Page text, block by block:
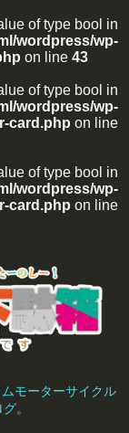
of type bool in
wordpress/wp-
on line 43
of type bool in
wordpress/wp-
card.php on line
of type bool in
wordpress/wp-
card.php on line
モーターサイクル
。